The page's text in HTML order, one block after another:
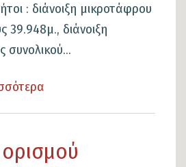
: διάνοιξη μικροτάφρου
39.948μ., διάνοιξη
δικτύου